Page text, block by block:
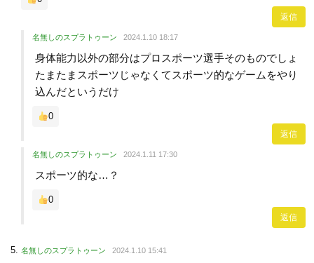
返信
名無しのスプラトゥーン 2024.1.10 18:17
身体能力以外の部分はプロスポーツ選手そのものでしょ
たまたまスポーツじゃなくてスポーツ的なゲームをやり
込んだというだけ
0
返信
名無しのスプラトゥーン 2024.1.11 17:30
スポーツ的な…？
0
返信
名無しのスプラトゥーン 2024.1.10 15:41